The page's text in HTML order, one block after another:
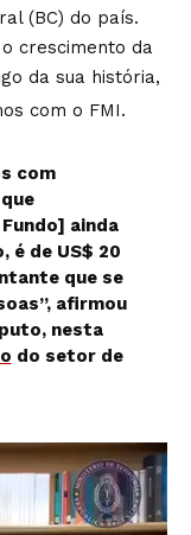
(BC) do país.
crescimento da
da sua história,
com o FMI.
com
ainda
é de US$ 20
que se
afirmou
nesta
do setor de